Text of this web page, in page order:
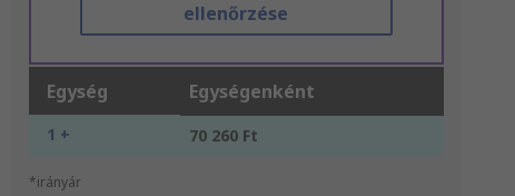
ellenőrzése
Egység Egységenként
1 + 70 260 Ft
*irányár